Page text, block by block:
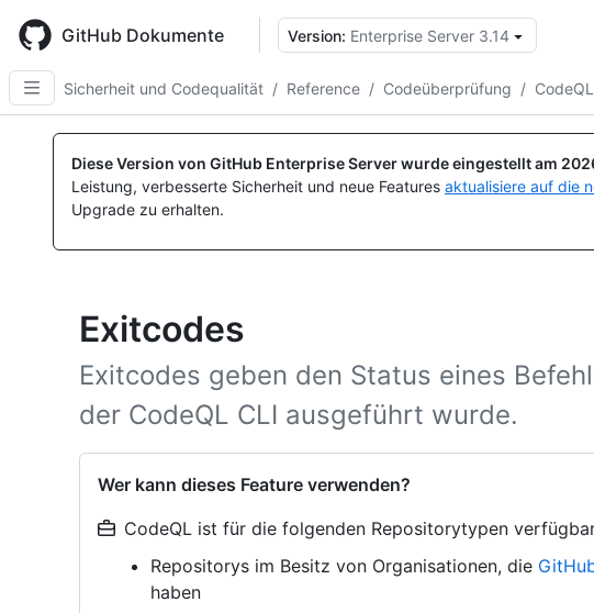
main
content
GitHub Dokumente Version: Enterprise Server 3.14
Sicherheit und Codequalität / Reference / Codeüberprüfung / CodeQL
Diese Version von GitHub Enterprise Server wurde eingestellt am
Leistung, verbesserte Sicherheit und neue Features aktualisiere auf die
Upgrade zu erhalten.
Exitcodes
Exitcodes geben den Status eines
der CodeQL CLI ausgeführt wurde.
Wer kann dieses Feature verwenden?
CodeQL ist für die folgenden Repositorytypen
Repositorys im Besitz von Organisationen, die
haben